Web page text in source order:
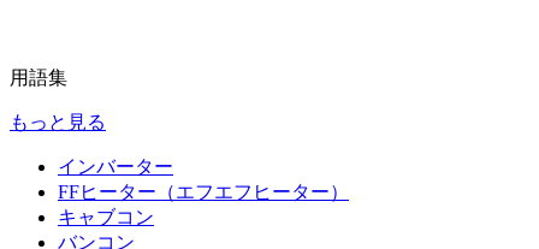
用語集
もっと見る
インバーター
FFヒーター（エフエフヒーター）
キャブコン
バンコン